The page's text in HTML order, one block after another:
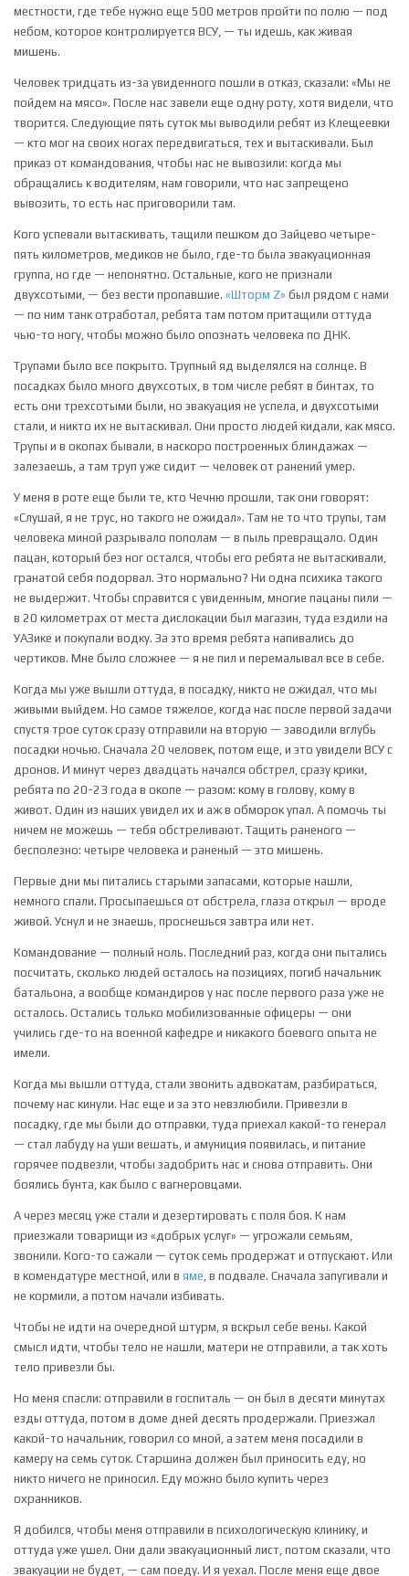
местности, где тебе нужно еще 500 метров пройти по полю — под
небом, которое контролируется ВСУ, — ты идешь, как живая
мишень.
Человек тридцать из-за увиденного пошли в отказ, сказали: «Мы не
пойдем на мясо». После нас завели еще одну роту, хотя видели, что
творится. Следующие пять суток мы выводили ребят из Клещеевки
— кто мог на своих ногах передвигаться, тех и вытаскивали. Был
приказ от командования, чтобы нас не вывозили: когда мы
обращались к водителям, нам говорили, что нас запрещено
вывозить, то есть нас приговорили там.
Кого успевали вытаскивать, тащили пешком до Зайцево четыре-
пять километров, медиков не было, где-то была эвакуационная
группа, но где — непонятно. Остальные, кого не признали
двухсотыми, — без вести пропавшие. «Шторм Z» был рядом с нами
— по ним танк отработал, ребята там потом притащили оттуда
чью-то ногу, чтобы можно было опознать человека по ДНК.
Трупами было все покрыто. Трупный яд выделялся на солнце. В
посадках было много двухсотых, в том числе ребят в бинтах, то
есть они трехсотыми были, но эвакуация не успела, и двухсотыми
стали, и никто их не вытаскивал. Они просто людей кидали, как мясо.
Трупы и в окопах бывали, в наскоро построенных блиндажах —
залезаешь, а там труп уже сидит — человек от ранений умер.
У меня в роте еще были те, кто Чечню прошли, так они говорят:
«Слушай, я не трус, но такого не ожидал». Там не то что трупы, там
человека миной разрывало пополам — в пыль превращало. Один
пацан, который без ног остался, чтобы его ребята не вытаскивали,
гранатой себя подорвал. Это нормально? Ни одна психика такого
не выдержит. Чтобы справится с увиденным, многие пацаны пили —
в 20 километрах от места дислокации был магазин, туда ездили на
УАЗике и покупали водку. За это время ребята напивались до
чертиков. Мне было сложнее — я не пил и перемалывал все в себе.
Когда мы уже вышли оттуда, в посадку, никто не ожидал, что мы
живыми выйдем. Но самое тяжелое, когда нас после первой задачи
спустя трое суток сразу отправили на вторую — заводили вглубь
посадки ночью. Сначала 20 человек, потом еще, и это увидели ВСУ с
дронов. И минут через двадцать начался обстрел, сразу крики,
ребята по 20-23 года в окопе — разом: кому в голову, кому в
живот. Один из наших увидел их и аж в обморок упал. А помочь ты
ничем не можешь — тебя обстреливают. Тащить раненого —
бесполезно: четыре человека и раненый — это мишень.
Первые дни мы питались старыми запасами, которые нашли,
немного спали. Просыпаешься от обстрела, глаза открыл — вроде
живой. Уснул и не знаешь, проснешься завтра или нет.
Командование — полный ноль. Последний раз, когда они пытались
посчитать, сколько людей осталось на позициях, погиб начальник
батальона, а вообще командиров у нас после первого раза уже не
осталось. Остались только мобилизованные офицеры — они
учились где-то на военной кафедре и никакого боевого опыта не
имели.
Когда мы вышли оттуда, стали звонить адвокатам, разбираться,
почему нас кинули. Нас еще и за это невзлюбили. Привезли в
посадку, где мы были до отправки, туда приехал какой-то генерал
— стал лабуду на уши вешать, и амуниция появилась, и питание
горячее подвезли, чтобы задобрить нас и снова отправить. Они
боялись бунта, как было с вагнеровцами.
А через месяц уже стали и дезертировать с поля боя. К нам
приезжали товарищи из «добрых услуг» — угрожали семьям,
звонили. Кого-то сажали — суток семь продержат и отпускают. Или
в комендатуре местной, или в яме, в подвале. Сначала запугивали и
не кормили, а потом начали избивать.
Чтобы не идти на очередной штурм, я вскрыл себе вены. Какой
смысл идти, чтобы тело не нашли, матери не отправили, а так хоть
тело привезли бы.
Но меня спасли: отправили в госпиталь — он был в десяти минутах
езды оттуда, потом в доме дней десять продержали. Приезжал
какой-то начальник, говорил со мной, а затем меня посадили в
камеру на семь суток. Старшина должен был приносить еду, но
никто ничего не приносил. Еду можно было купить через
охранников.
Я добился, чтобы меня отправили в психологическую клинику, и
оттуда уже ушел. Они дали эвакуационный лист, потом сказали, что
эвакуации не будет, — сам поеду. И я уехал. После меня еще двое